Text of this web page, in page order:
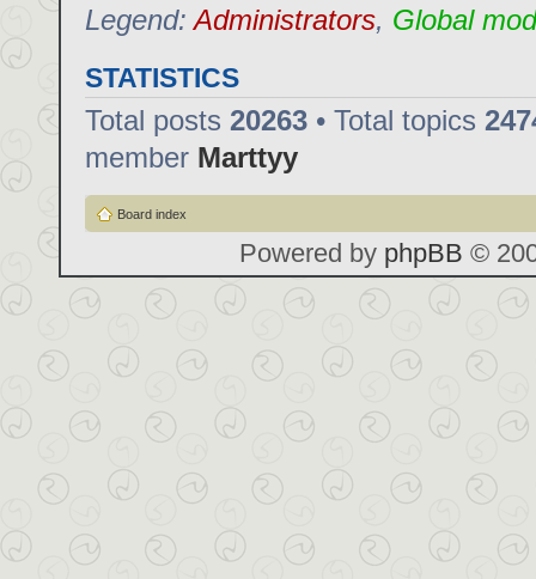
Legend:Administrators, Global
STATISTICS
Total posts 20263 • Total topics
member Marttyy
Board index
Powered by phpBB ©